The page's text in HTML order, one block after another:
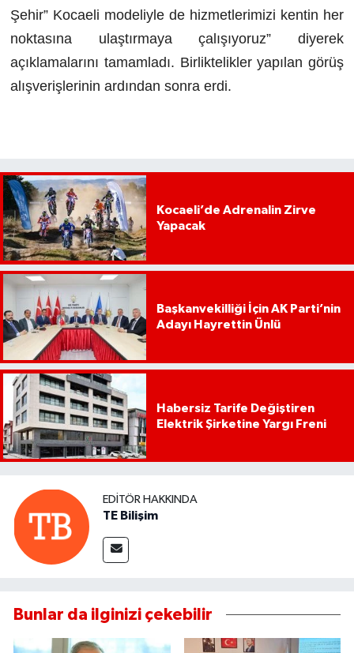
Şehir” Kocaeli modeliyle de hizmetlerimizi kentin her
noktasına ulaştırmaya çalışıyoruz” diyerek
açıklamalarını tamamladı. Birliktelikler yapılan görüş
alışverişlerinin ardından sonra erdi.
Kocaeli’de Adrenalin Zirve
Yapacak
Başkanvekilliği İçin AK Parti’nin
Adayı Hayrettin Ünlü
Habersiz Tarife Değiştiren
Elektrik Şirketine Yargı Freni
EDITÖR HAKKINDA
TE Bilişim
Bunlar da ilginizi çekebilir